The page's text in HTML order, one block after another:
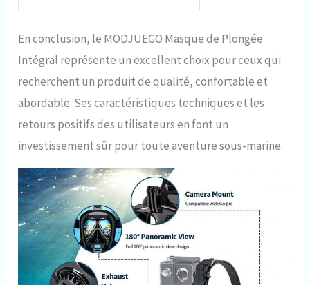
En conclusion, le MODJUEGO Masque de Plongée
Intégral représente un excellent choix pour ceux qui
recherchent un produit de qualité, confortable et
abordable. Ses caractéristiques techniques et les
retours positifs des utilisateurs en font un
investissement sûr pour toute aventure sous-marine.